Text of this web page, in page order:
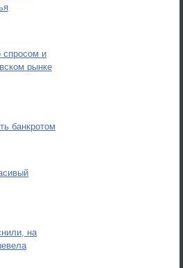
спросом и
рынке
банкротом
на